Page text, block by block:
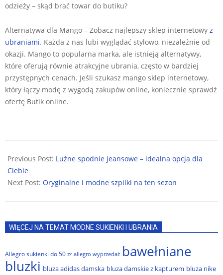
odzieży – skąd brać towar do butiku?
Alternatywa dla Mango – Zobacz najlepszy sklep internetowy z
ubraniami. Każda z nas lubi wyglądać stylowo, niezależnie od
okazji. Mango to popularna marka, ale istnieją alternatywy,
które oferują równie atrakcyjne ubrania, często w bardziej
przystępnych cenach. Jeśli szukasz mango sklep internetowy,
który łączy modę z wygodą zakupów online, koniecznie sprawdź
ofertę Butik online.
12-
05
Previous Post: Luźne spodnie jeansowe – idealna opcja dla
Ciebie
Next Post: Oryginalne i modne szpilki na ten sezon
WIĘCEJ NA TEMAT MODNE SUKIENKI I UBRANIA
Allegro sukienki do 50 zł allegro wyprzedaż bawełniane
bluzki bluza adidas damska bluza damskie z kapturem bluza nike